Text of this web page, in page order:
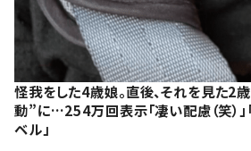
怪我をした4歳娘。直後、それを見た2
動”に…254万回表示「凄い配慮（笑）
ベル」